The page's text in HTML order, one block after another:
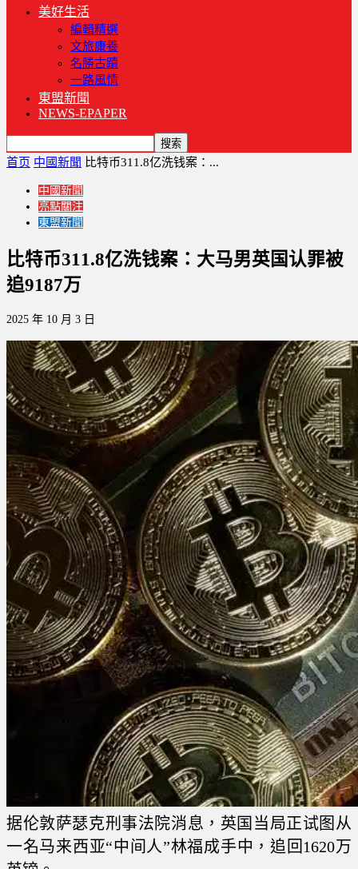
美好生活
編輯精選
文旅康養
名勝古蹟
一路風情
東盟新聞
NEWS-EPAPER
首页 中國新聞 比特币311.8亿洗钱案：...
中國新聞
亮點關注
東盟新聞
比特币311.8亿洗钱案：大马男英国认罪被
追9187万
2025 年 10 月 3 日
据伦敦萨瑟克刑事法院消息，英国当局正试图从
一名马来西亚“中间人”林福成手中，追回1620万